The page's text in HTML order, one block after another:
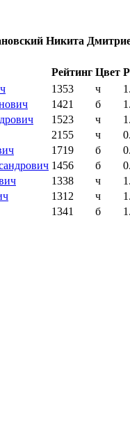
Никита
Рейтинг Цвет
1353 ч
1421 б
1523 ч
2155 ч
1719 б
1456 б
1338 ч
1312 ч
1341 б